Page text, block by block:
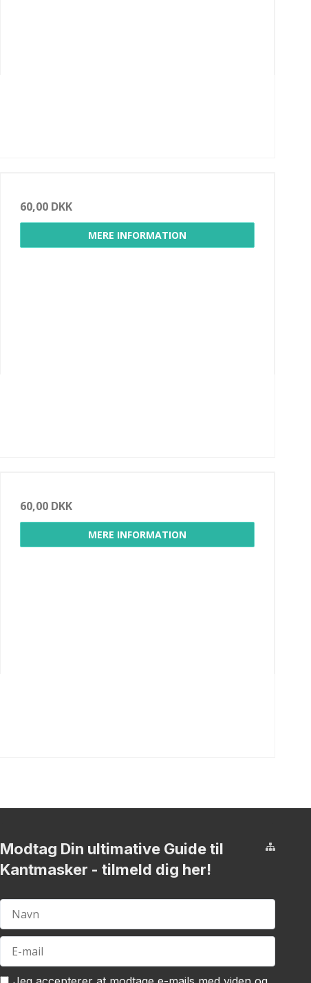
60,00 DKK
MERE INFORMATION
60,00 DKK
MERE INFORMATION
Modtag Din ultimative Guide til
Kantmasker - tilmeld dig her!